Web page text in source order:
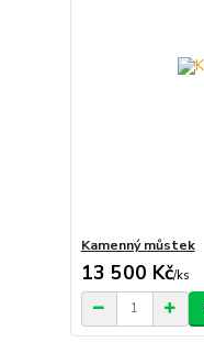
Kamenný můstek
13 500 Kč/ks